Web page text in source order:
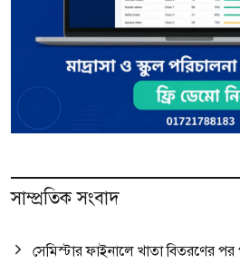
সাম্প্রতিক সংবাদ
সেমিস্টার ফাইনালে খাতা বিতরণের